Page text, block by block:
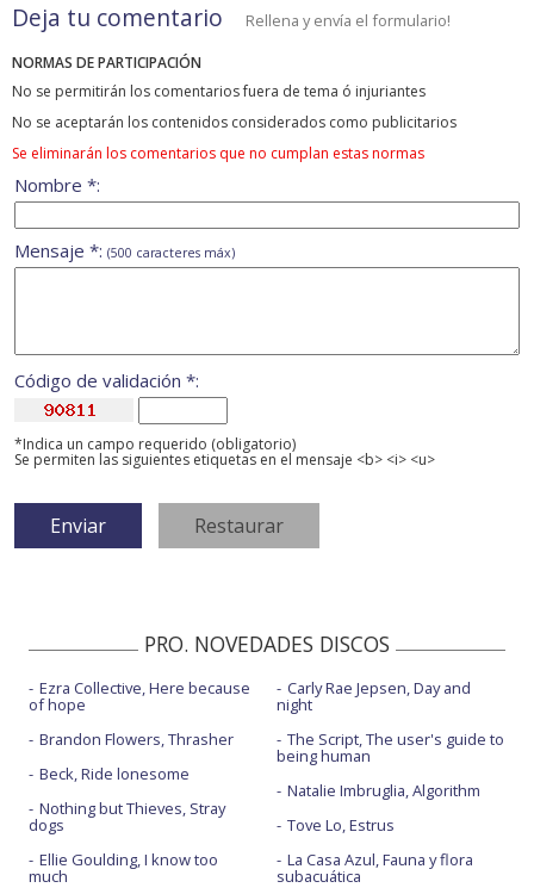
Deja tu comentario Rellena y envía el formulario!
NORMAS DE PARTICIPACIÓN
No se permitirán los comentarios fuera de tema ó injuriantes
No se aceptarán los contenidos considerados como publicitarios
Se eliminarán los comentarios que no cumplan estas normas
Nombre *:
Mensaje *: (500 caracteres máx)
Código de validación *:
*Indica un campo requerido (obligatorio)
Se permiten las siguientes etiquetas en el mensaje <b> <i> <u>
PRO. NOVEDADES DISCOS
Ezra Collective, Here because
of hope
Brandon Flowers, Thrasher
Beck, Ride lonesome
Nothing but Thieves, Stray
dogs
Ellie Goulding, I know too
much
Carly Rae Jepsen, Day and
night
The Script, The user's guide to
being human
Natalie Imbruglia, Algorithm
Tove Lo, Estrus
La Casa Azul, Fauna y flora
subacuática